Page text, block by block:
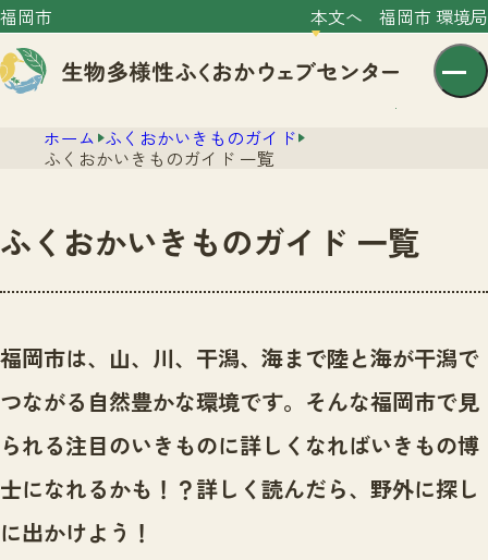
福岡市 本文へ 福岡市 環境局
センター紹介
センター紹介TOP
サイトポリシー
プライバシーポリシー
ニュースTOP
市の取組み
いきものガイド
いきものガイドTOP
注目のいきもの
生物多様性のめぐみ
イベント
いきもの調査隊
調査レポート
ホーム ふくおかいきものガイド
ふくおかいきものガイド 一覧
ふくおかいきものガイド 一覧
福岡市は、山、川、干潟、海まで陸と海が干潟で
つながる自然豊かな環境です。 そんな福岡市で見
られる注目のいきものに詳しくなればいきもの博
士になれるかも！？詳しく読んだら、野外に探し
に出かけよう！